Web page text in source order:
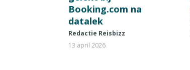
Booking.com na
datalek
Redactie Reisbizz
13 april 2026